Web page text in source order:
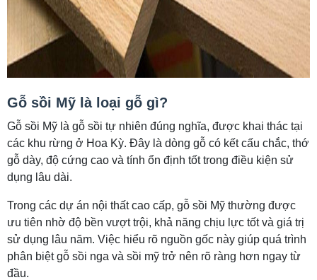
Gỗ sồi Mỹ là loại gỗ gì?
Gỗ sồi Mỹ là gỗ sồi tự nhiên đúng nghĩa, được khai thác tại
các khu rừng ở Hoa Kỳ. Đây là dòng gỗ có kết cấu chắc, thớ
gỗ dày, độ cứng cao và tính ổn định tốt trong điều kiện sử
dụng lâu dài.
Trong các dự án nội thất cao cấp, gỗ sồi Mỹ thường được
ưu tiên nhờ độ bền vượt trội, khả năng chịu lực tốt và giá trị
sử dụng lâu năm. Việc hiểu rõ nguồn gốc này giúp quá trình
phân biệt gỗ sồi nga và sồi mỹ trở nên rõ ràng hơn ngay từ
đầu.